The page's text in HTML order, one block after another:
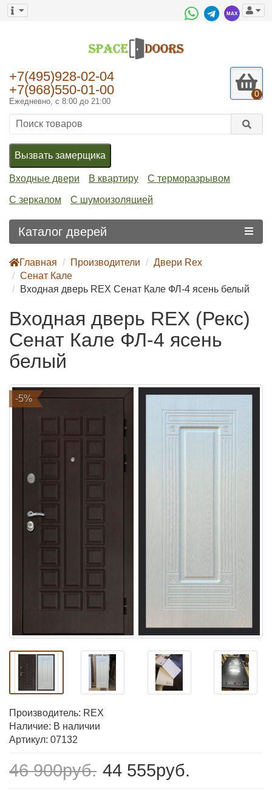
+7(495)928-02-04
+7(968)550-01-00
Ежедневно, с 8:00 до 21:00
0
Вызвать замерщика
Входные двери В квартиру С терморазрывом
С зеркалом С шумоизоляцией
Каталог дверей
Главная Производители
Двери Rex
Сенат Кале
Входная дверь REX Сенат Кале ФЛ-4 ясень белый
Входная дверь REX (Рекс)
Сенат Кале ФЛ-4 ясень
белый
-5%
Производитель: REX
Наличие: В наличии
Артикул: 07132
46 900руб. 44 555руб.